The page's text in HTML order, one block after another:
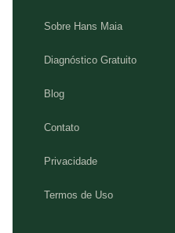
Sobre Hans Maia
Diagnóstico Gratuito
Blog
Contato
Privacidade
Termos de Uso